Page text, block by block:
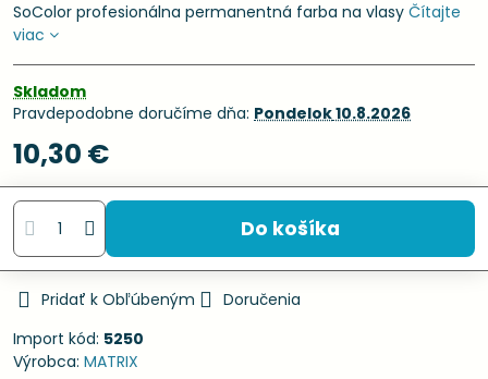
SoColor profesionálna permanentná farba na vlasy Čítajte
viac
Skladom
Pravdepodobne doručíme dňa: Pondelok10.8.2026
10,30 €
Do košíka
Pridať k Obľúbeným
Doručenia
Import kód: 5250
Výrobca: MATRIX